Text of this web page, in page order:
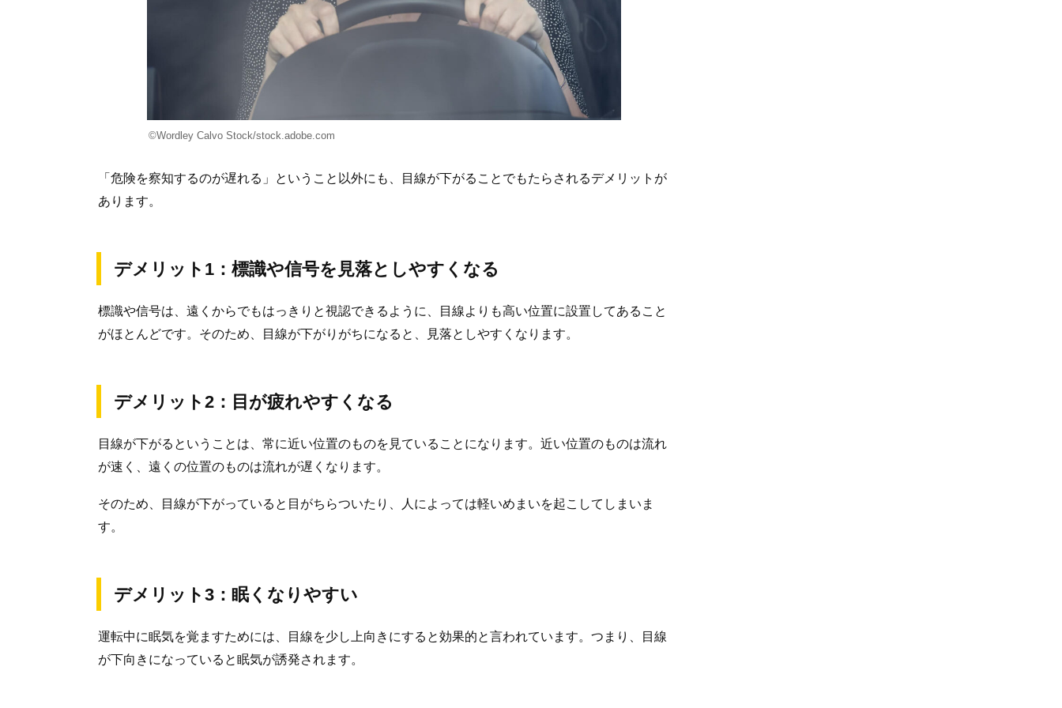
©Wordley Calvo Stock/stock.adobe.com
「危険を察知するのが遅れる」ということ以外にも、目線が下がることでもたらされるデメリットが
あります。
デメリット1：標識や信号を見落としやすくなる
標識や信号は、遠くからでもはっきりと視認できるように、目線よりも高い位置に設置してあること
がほとんどです。そのため、目線が下がりがちになると、見落としやすくなります。
デメリット2：目が疲れやすくなる
目線が下がるということは、常に近い位置のものを見ていることになります。近い位置のものは流れ
が速く、遠くの位置のものは流れが遅くなります。
そのため、目線が下がっていると目がちらついたり、人によっては軽いめまいを起こしてしまいま
す。
デメリット3：眠くなりやすい
運転中に眠気を覚ますためには、目線を少し上向きにすると効果的と言われています。つまり、目線
が下向きになっていると眠気が誘発されます。